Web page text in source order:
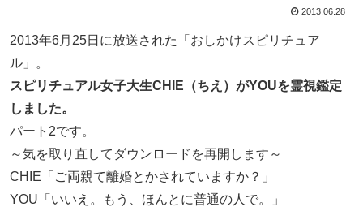
2013.06.28
2013年6月25日に放送された「おしかけスピリチュア
ル」。
スピリチュアル女子大生CHIE（ちえ）がYOUを霊視鑑定
しました。
パート2です。
～気を取り直してダウンロードを再開します～
CHIE「ご両親て離婚とかされていますか？」
YOU「いいえ。もう、ほんとに普通の人で。」